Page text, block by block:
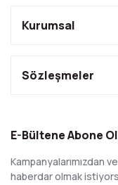
Kurumsal
Sözleşmeler
E-Bültene Abone
Kampanyalarımızdan
haberdar olmak